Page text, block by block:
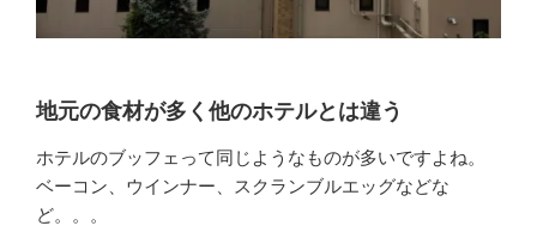
地元の食材が多く他のホテルとは違う
ホテルのブッフェって同じようなものが多いですよね。
ベーコン、ウインナー、スクランブルエッグなどな
ど。。。